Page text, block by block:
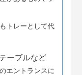
トレーとして代
ーブルなど
エントランスに